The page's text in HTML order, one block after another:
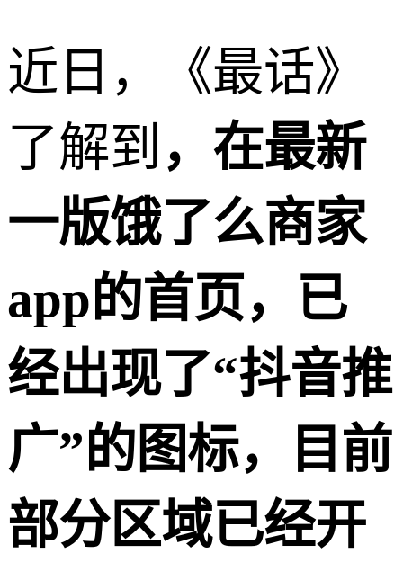
近日，《最话》
了解到 ，在最新
一版饿了么商家
app的首页，已
经出现了“抖音推
广”的图标，目前
部分区域已经开